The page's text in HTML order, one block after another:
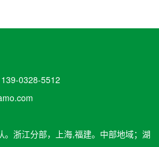
0328-5512
。浙江分部，上海,福建。中部地域；湖